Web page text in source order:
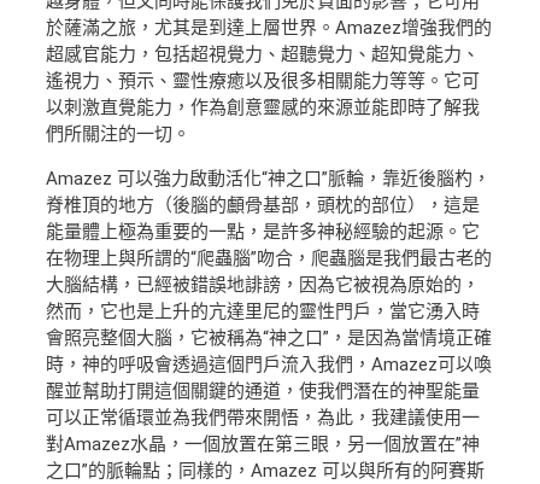
於薩滿之旅，尤其是到達上層世界。Amazez增強我們的
超感官能力，包括超視覺力、超聽覺力、超知覺能力、
遙視力、預示、靈性療癒以及很多相關能力等等。它可
以刺激直覺能力，作為創意靈感的來源並能即時了解我
們所關注的一切。
Amazez 可以強力啟動活化“神之口”脈輪，靠近後腦杓，
脊椎頂的地方（後腦的顱骨基部，頭枕的部位），這是
能量體上極為重要的一點，是許多神秘經驗的起源。它
在物理上與所謂的“爬蟲腦”吻合，爬蟲腦是我們最古老的
大腦結構，已經被錯誤地誹謗，因為它被視為原始的，
然而，它也是上升的亢達里尼的靈性門戶，當它湧入時
會照亮整個大腦，它被稱為“神之口”，是因為當情境正確
時，神的呼吸會透過這個門戶流入我們，Amazez可以喚
醒並幫助打開這個關鍵的通道，使我們潛在的神聖能量
可以正常循環並為我們帶來開悟，為此，我建議使用一
對Amazez水晶，一個放置在第三眼，另一個放置在”神
之口”的脈輪點；同樣的，Amazez 可以與所有的阿賽斯